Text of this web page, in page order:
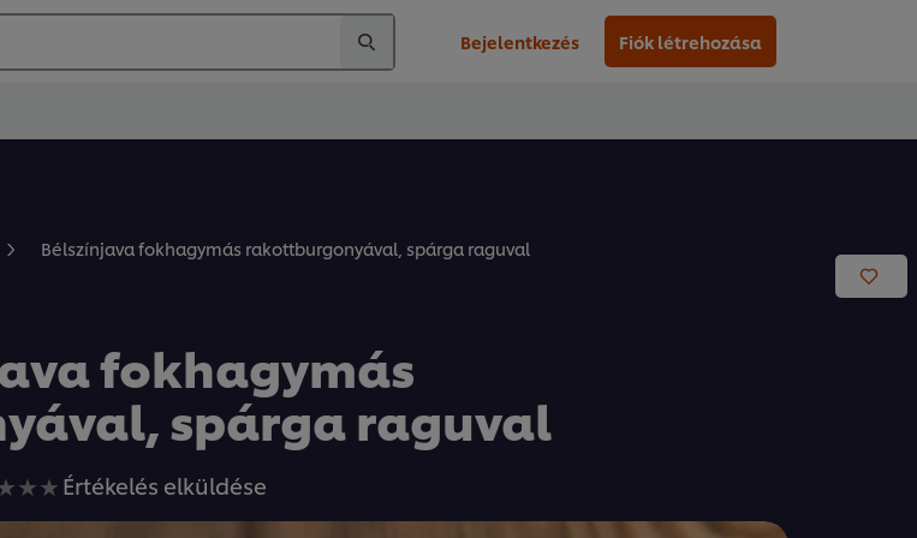
Bejelentkezés Fiók létrehozása
Bélszínjava fokhagymás rakottburgonyával, spárga raguval
fokhagymás
spárga raguval
Nem
küldtek
Értékelés elküldése